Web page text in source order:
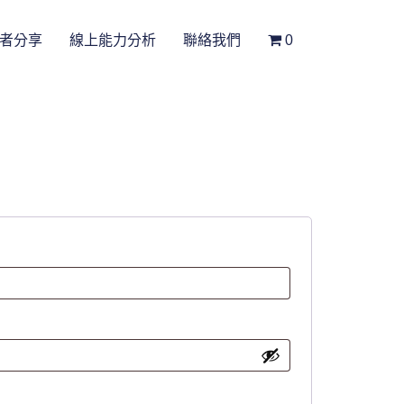
分享 線上能力分析 聯絡我們 0